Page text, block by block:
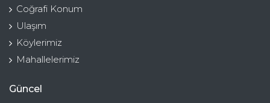
Coğrafi Konum
Ulaşım
Köylerimiz
Mahallelerimiz
Güncel